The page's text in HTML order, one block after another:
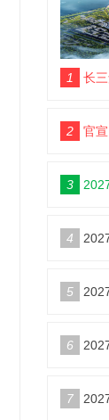
1 长三
2 官宣
3
4 2027
5 2027
6 2027
7 2027